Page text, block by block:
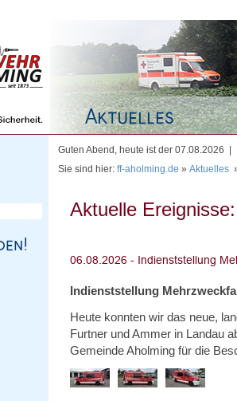
Guten Abend, heute ist der 07.08.2026 |
Sie sind hier: ff-aholming.de » Aktuelles
Aktuelle Ereignisse:
Indienststellung
Heute konnten wir das neue,
Furtner und Ammer in Landau
Gemeinde Aholming für die